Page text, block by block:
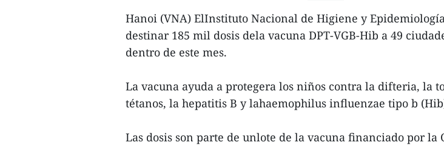
Hanoi (VNA) ElInstituto Nacional de Higiene y
destinar 185 mil dosis dela vacuna DPT-VGB-Hib a 49
dentro de este mes.
La vacuna ayuda a protegera los niños contra la difteria, la
tétanos, la hepatitis B y lahaemophilus influenzae tipo b
Las dosis son parte de unlote de la vacuna financiado por la